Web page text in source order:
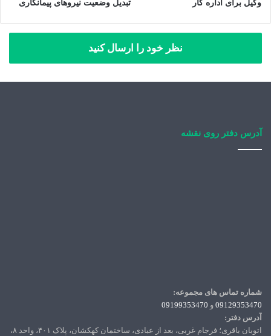
وکیل برای اداره کار تبدیل وضعیت نیروهای پیمانکاری
نظر خود را ارسال کنید
آدرس دفتر روی نقشه
شماره تماس های مجموعه:
09129353470 و 09199353470
آدرس دفتر:
اتوبان باقری؛ فرجام غربی، بعد از عبادی، ساختمان کهکشان، پلاک ۴۰۱، واحد ۸،